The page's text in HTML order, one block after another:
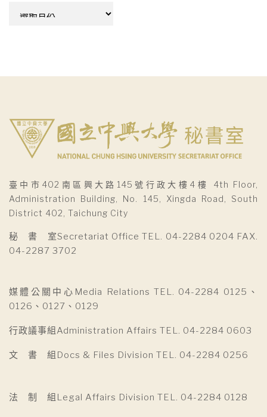
臺中市402南區興大路145號行政大樓4樓 4th Floor,
Administration Building, No. 145, Xingda Road, South
District 402, Taichung City
秘 書 室Secretariat Office TEL. 04-2284 0204 FAX.
04-2287 3702
媒體公關中心Media Relations TEL. 04-2284 0125、
0126、0127、0129
行政議事組Administration Affairs TEL. 04-2284 0603
文 書 組Docs & Files Division TEL. 04-2284 0256
法 制 組Legal Affairs Division TEL. 04-2284 0128